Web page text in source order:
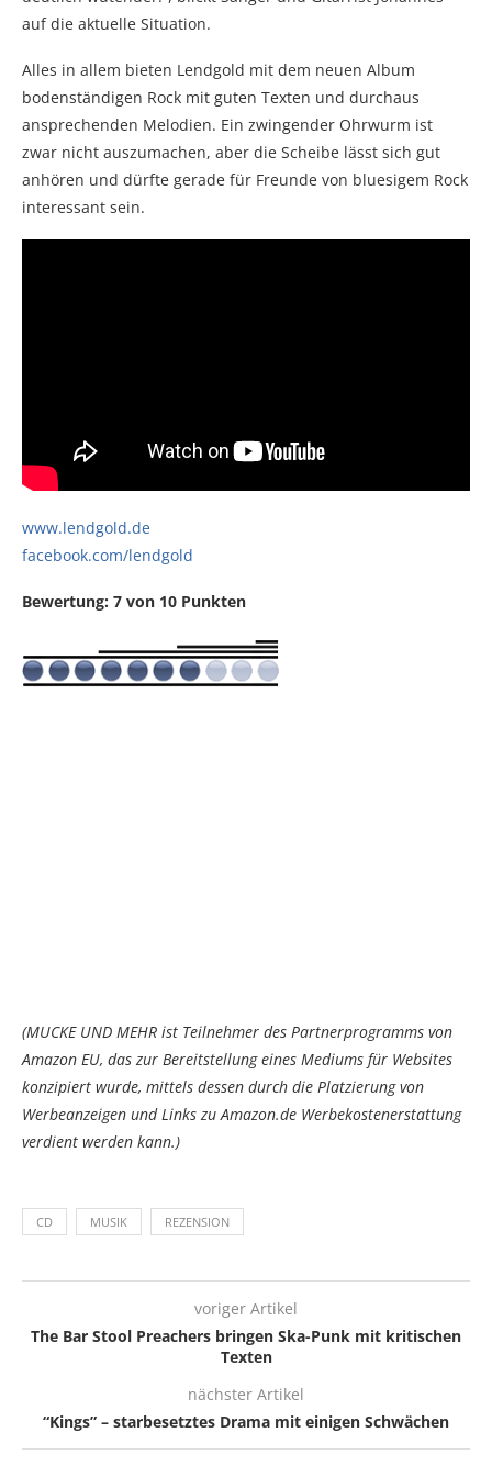
auf die aktuelle Situation.
Alles in allem bieten Lendgold mit dem neuen Album
bodenständigen Rock mit guten Texten und durchaus
ansprechenden Melodien. Ein zwingender Ohrwurm ist
zwar nicht auszumachen, aber die Scheibe lässt sich gut
anhören und dürfte gerade für Freunde von bluesigem Rock
interessant sein.
www.lendgold.de
facebook.com/lendgold
Bewertung: 7 von 10 Punkten
(MUCKE UND MEHR ist Teilnehmer des Partnerprogramms von
Amazon EU, das zur Bereitstellung eines Mediums für Websites
konzipiert wurde, mittels dessen durch die Platzierung von
Werbeanzeigen und Links zu Amazon.de Werbekostenerstattung
verdient werden kann.)
CD MUSIK REZENSION
voriger Artikel
The Bar Stool Preachers bringen Ska-Punk mit kritischen
Texten
nächster Artikel
“Kings” – starbesetztes Drama mit einigen Schwächen